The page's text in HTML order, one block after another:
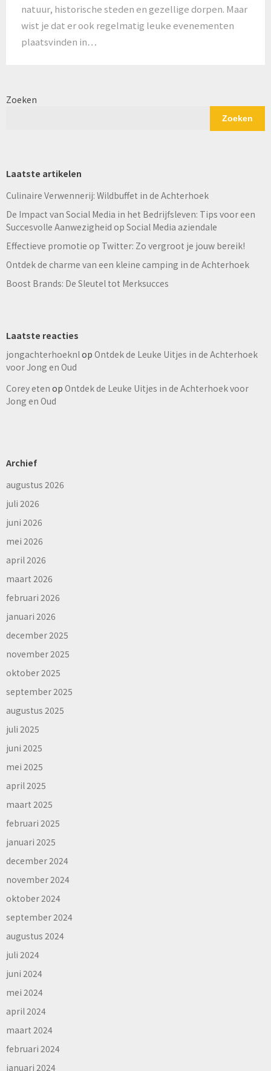
natuur, historische steden en gezellige dorpen. Maar
wist je dat er ook regelmatig leuke evenementen
plaatsvinden in…
Zoeken
Zoeken
Laatste artikelen
Culinaire Verwennerij: Wildbuffet in de Achterhoek
De Impact van Social Media in het Bedrijfsleven: Tips voor een
Succesvolle Aanwezigheid op Social Media aziendale
Effectieve promotie op Twitter: Zo vergroot je jouw bereik!
Ontdek de charme van een kleine camping in de Achterhoek
Boost Brands: De Sleutel tot Merksucces
Laatste reacties
jongachterhoeknlop Ontdek de Leuke Uitjes in de Achterhoek
voor Jong en Oud
Corey eten op Ontdek de Leuke Uitjes in de Achterhoek voor
Jong en Oud
Archief
augustus 2026
juli 2026
juni 2026
mei 2026
april 2026
maart 2026
februari 2026
januari 2026
december 2025
november 2025
oktober 2025
september 2025
augustus 2025
juli 2025
juni 2025
mei 2025
april 2025
maart 2025
februari 2025
januari 2025
december 2024
november 2024
oktober 2024
september 2024
augustus 2024
juli 2024
juni 2024
mei 2024
april 2024
maart 2024
februari 2024
januari 2024